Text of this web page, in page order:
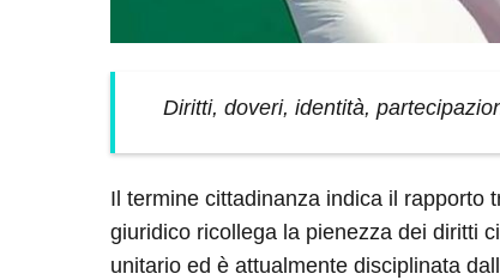
Diritti, doveri, identità,
Il termine cittadinanza indica il rapporto
giuridico ricollega la pienezza dei diritti
unitario ed è attualmente disciplinata